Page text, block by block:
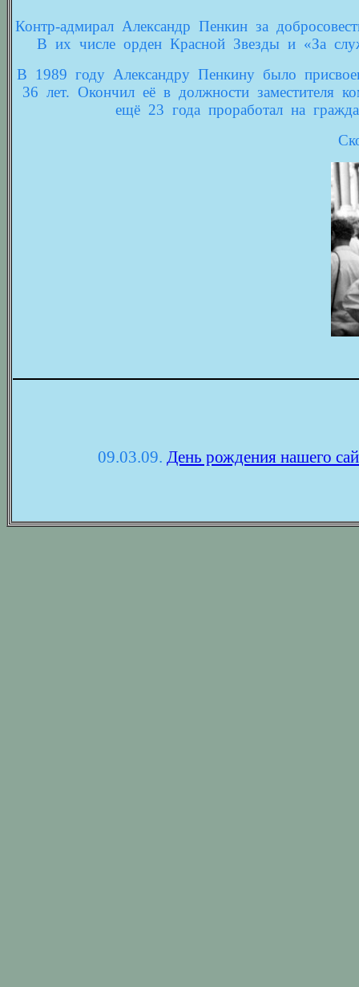
Контр-адмирал Александр Пенкин за
В их числе орден Красной Звезды и «За
В 1989 году Александру Пенкину было
36 лет. Окончил её в должности заместителя
ещё 23 года проработал на
09.03.09. День рождения нашего